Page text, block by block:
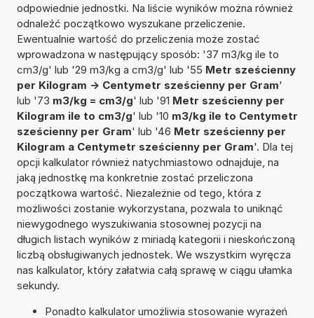
odpowiednie jednostki. Na liście wyników można również
odnaleźć początkowo wyszukane przeliczenie.
Ewentualnie wartość do przeliczenia może zostać
wprowadzona w następujący sposób: '37 m3/kg ile to
cm3/g' lub '29 m3/kg a cm3/g' lub '55 Metr sześcienny
per Kilogram -> Centymetr sześcienny per Gram'
lub '73 m3/kg = cm3/g' lub '91 Metr sześcienny per
Kilogram ile to cm3/g' lub '10 m3/kg ile to Centymetr
sześcienny per Gram' lub '46 Metr sześcienny per
Kilogram a Centymetr sześcienny per Gram'. Dla tej
opcji kalkulator również natychmiastowo odnajduje, na
jaką jednostkę ma konkretnie zostać przeliczona
początkowa wartość. Niezależnie od tego, która z
możliwości zostanie wykorzystana, pozwala to uniknąć
niewygodnego wyszukiwania stosownej pozycji na
długich listach wyników z miriadą kategorii i nieskończoną
liczbą obsługiwanych jednostek. We wszystkim wyręcza
nas kalkulator, który załatwia całą sprawę w ciągu ułamka
sekundy.
Ponadto kalkulator umożliwia stosowanie wyrażeń